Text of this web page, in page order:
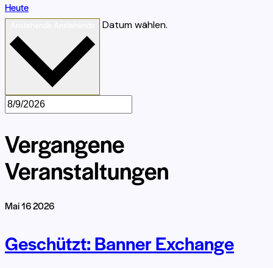
Heute
Datum wählen.
Vergangene
Veranstaltungen
Mai162026
Geschützt: Banner Exchange